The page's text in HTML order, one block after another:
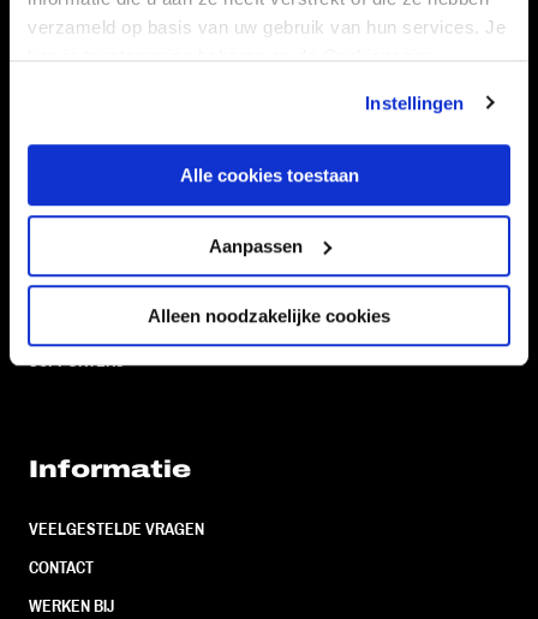
verzameld op basis van uw gebruik van hun services. Je
kan je toestemming beheren op de Cookiepagina.
Instellingen
Alle cookies toestaan
Aanpassen
Alleen noodzakelijke cookies
Navigeer naar
TEAMS
SUPPORTERS
FOUNDATION
KAARTVERKOOP
BUSINESS
Informatie
VEELGESTELDE VRAGEN
CONTACT
WERKEN BIJ